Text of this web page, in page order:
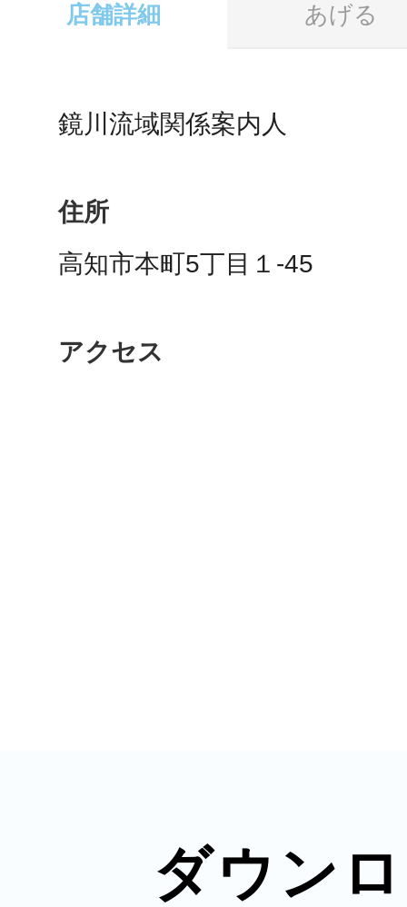
URLをコピー
店舗詳細 あげる
鏡川流域関係案内人
住所
高知市本町5丁目１-45
アクセス
ダウン
智頭
池袋
シモキ